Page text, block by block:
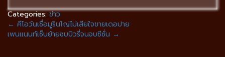
Categories:ข่าว
← คีโอว์นเชื่อมูรินโญ่ไม่เสียใจขายเดอปาย
เพนแนนท์เซ็นย้ายซบบิวรี่จนจบซีซั่น →